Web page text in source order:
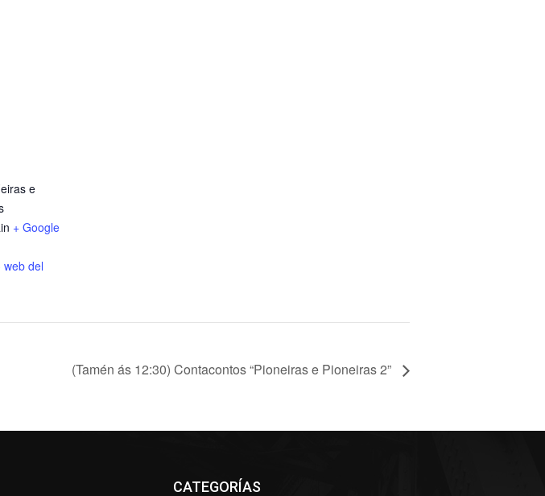
e
+ Google
web del
(Tamén ás 12:30) Contacontos “Pioneiras e Pioneiras 2”
CATEGORÍAS